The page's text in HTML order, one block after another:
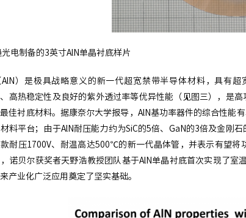
电制备的3英寸AlN单晶衬底样片
）是极具战略意义的新一代超宽禁带半导体材料，具有
高热稳定性及良好的紫外透过率等优异性能（见图三），是
佳衬底材料。据康奈尔大学报导，AlN基功率器件的综合性能
料平台；由于AlN耐压能力约为SiC的5倍、GaN的3倍及金刚
耐压1700V、耐温高达500℃的新一代晶体管，并表示有望将
诺贝尔获奖者天野浩教授团队基于AlN单晶衬底首次实现了
产业化广泛应用奠定了坚实基础。